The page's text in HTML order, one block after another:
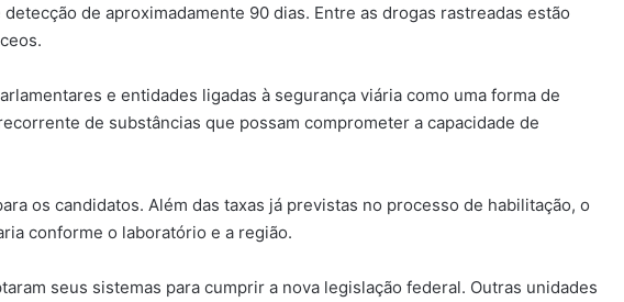
de aproximadamente 90 dias. Entre as drogas rastreadas estão
e entidades ligadas à segurança viária como uma forma de
de substâncias que possam comprometer a capacidade de
os candidatos. Além das taxas já previstas no processo de habilitação, o
conforme o laboratório e a região.
seus sistemas para cumprir a nova legislação federal. Outras unidades